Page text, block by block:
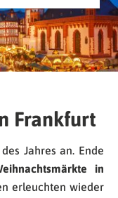
Frankfurt
Jahres an. Ende
in
erleuchten wieder